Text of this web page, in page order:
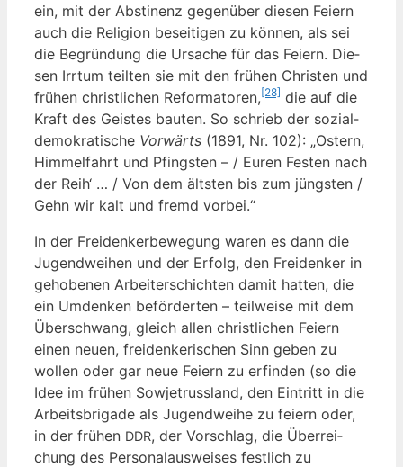
ein, mit der Abs­ti­nenz gegen­über die­sen Fei­ern
auch die Reli­gi­on besei­ti­gen zu kön­nen, als sei
die Begrün­dung die Ursa­che für das Fei­ern. Die­
sen Irr­tum teil­ten sie mit den frü­hen Chris­ten und
frü­hen christ­li­chen Refor­ma­to­ren,[28] die auf die
Kraft des Geis­tes bau­ten. So schrieb der sozi­al­
de­mo­kra­ti­sche Vor­wärts (1891, Nr. 102): „Ostern,
Him­mel­fahrt und Pfings­ten – / Euren Fes­ten nach
der Reih‘ … / Von dem älts­ten bis zum jüngs­ten /
Gehn wir kalt und fremd vorbei.“
In der Frei­den­ker­be­we­gung waren es dann die
Jugend­wei­hen und der Erfolg, den Frei­den­ker in
geho­be­nen Arbei­ter­schich­ten damit hat­ten, die
ein Umden­ken beför­der­ten – teil­wei­se mit dem
Über­schwang, gleich allen christ­li­chen Fei­ern
einen neu­en, frei­den­ke­ri­schen Sinn geben zu
wol­len oder gar neue Fei­ern zu erfin­den (so die
Idee im frü­hen Sowjet­russ­land, den Ein­tritt in die
Arbeits­bri­ga­de als Jugend­wei­he zu fei­ern oder,
in der frü­hen DDR, der Vor­schlag, die Über­rei­
chung des Per­so­nal­aus­wei­ses fest­lich zu